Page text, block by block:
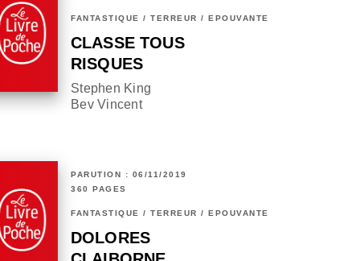
FANTASTIQUE / TERREUR / EPOUVANTE
CLASSE TOUS
RISQUES
Stephen King
Bev Vincent
PARUTION : 06/11/2019
360 PAGES
FANTASTIQUE / TERREUR / EPOUVANTE
DOLORES